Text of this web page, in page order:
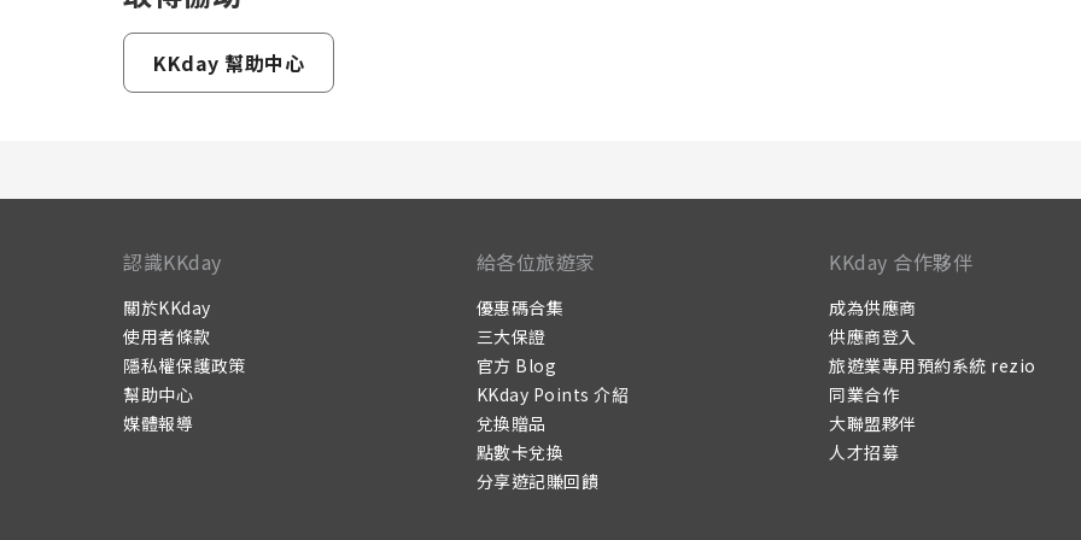
KKday 幫助中心
認識KKday
關於KKday
使用者條款
隱私權保護政策
幫助中心
媒體報導
給各位旅遊家
優惠碼合集
三大保證
官方 Blog
KKday Points 介紹
兌換贈品
點數卡兌換
分享遊記賺回饋
KKday 合作夥伴
成為供應商
供應商登入
旅遊業專用預約系統 rezio
同業合作
大聯盟夥伴
人才招募